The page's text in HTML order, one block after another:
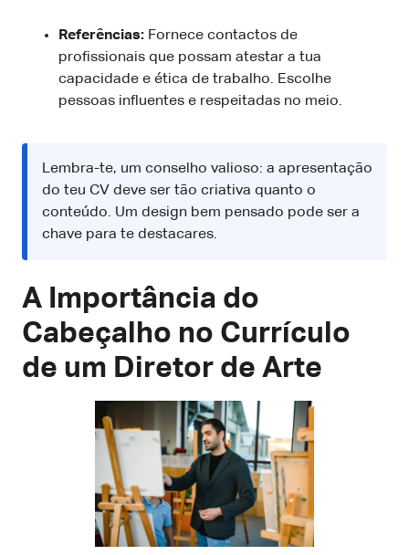
Referências: Fornece contactos de
profissionais que possam atestar a tua
capacidade e ética de trabalho. Escolhe
pessoas influentes e respeitadas no meio.
Lembra-te, um conselho valioso: a apresentação
do teu CV deve ser tão criativa quanto o
conteúdo. Um design bem pensado pode ser a
chave para te destacares.
A Importância do
Cabeçalho no Currículo
de um Diretor de Arte